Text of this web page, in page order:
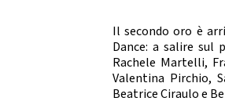
GIUSTIZIA SPORTIVA
Decisioni
Regolamento
Il secondo oro è
Dance: a salire sul
Rachele Martelli,
Valentina Pirchio,
Beatrice Ciraulo e